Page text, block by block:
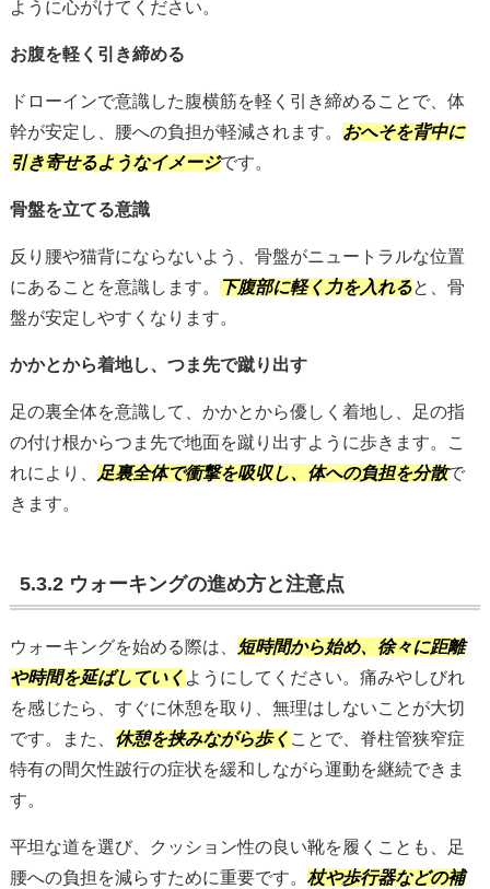
ように心がけてください。
お腹を軽く引き締める
ドローインで意識した腹横筋を軽く引き締めることで、体
幹が安定し、腰への負担が軽減されます。 おへそを背中に
引き寄せるようなイメージです。
骨盤を立てる意識
反り腰や猫背にならないよう、骨盤がニュートラルな位置
にあることを意識します。
下腹部に軽く力を入れると、骨
盤が安定しやすくなります。
かかとから着地し、つま先で蹴り出す
足の裏全体を意識して、かかとから優しく着地し、足の指
の付け根からつま先で地面を蹴り出すように歩きます。こ
れにより、
足裏全体で衝撃を吸収し、体への負担を分散で
きます。
5.3.2 ウォーキングの進め方と注意点
ウォーキングを始める際は、 短時間から始め、徐々に距離
や時間を延ばしていく ようにしてください。痛みやしびれ
を感じたら、すぐに休憩を取り、無理はしないことが大切
です。また、 休憩を挟みながら歩く ことで、脊柱管狭窄症
特有の間欠性跛行の症状を緩和しながら運動を継続できま
す。
平坦な道を選び、クッション性の良い靴を履くことも、足
腰への負担を減らすために重要です。 杖や歩行器などの補